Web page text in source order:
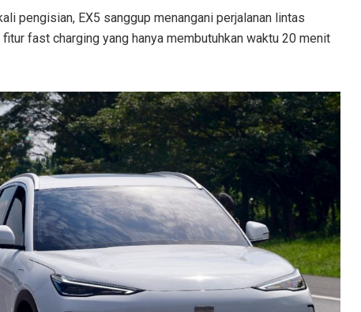
pengisian, EX5 sanggup menangani perjalanan lintas
fast charging yang hanya membutuhkan waktu 20 menit